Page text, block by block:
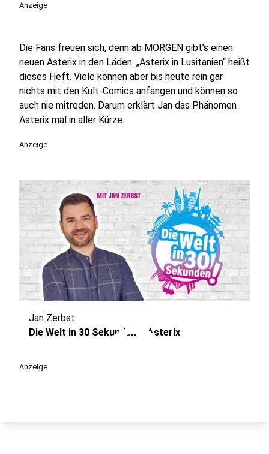
Anzeige
Die Fans freuen sich, denn ab MORGEN gibt’s einen
neuen Asterix in den Läden. „Asterix in Lusitanien“ heißt
dieses Heft. Viele können aber bis heute rein gar
nichts mit den Kult-Comics anfangen und können so
auch nie mitreden. Darum erklärt Jan das Phänomen
Asterix mal in aller Kürze.
Anzeige
play_circle
Jan Zerbst
Die Welt in 30 Sekunden – Asterix
Anzeige